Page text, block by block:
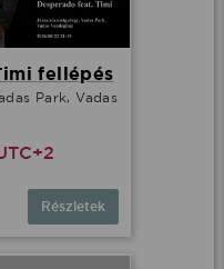
fellépés
Park, Vadas
Részletek